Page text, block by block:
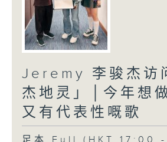
Jeremy 李骏杰访
杰地灵」│今年想
又有代表性嘅歌